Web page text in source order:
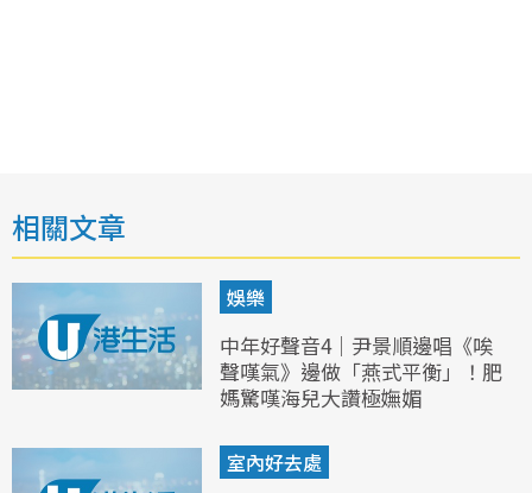
相關文章
娛樂
中年好聲音4｜尹景順邊唱《唉
聲嘆氣》邊做「燕式平衡」！肥
媽驚嘆海兒大讚極嫵媚
室內好去處